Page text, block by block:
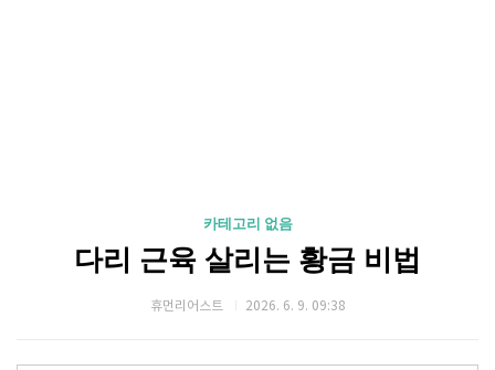
카테고리 없음
다리 근육 살리는 황금 비법
휴먼리어스트 2026. 6. 9. 09:38